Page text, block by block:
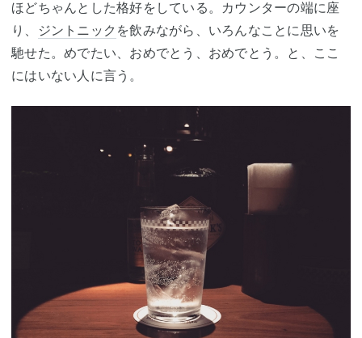
ほどちゃんとした格好をしている。カウンターの端に座
り、
ジントニック を飲みながら、いろんなことに思いを
馳せた。めでたい、おめでとう、おめでとう。と、ここ
にはいない人に言う。